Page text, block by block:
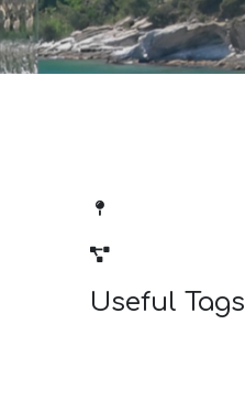
Useful Tags